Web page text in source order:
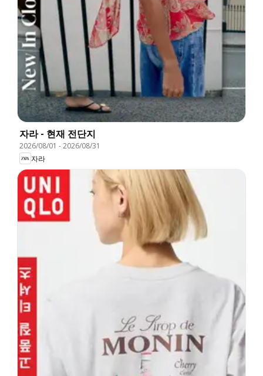
자라 - 현재 전단지
2026/08/01 -2026/08/31
자라